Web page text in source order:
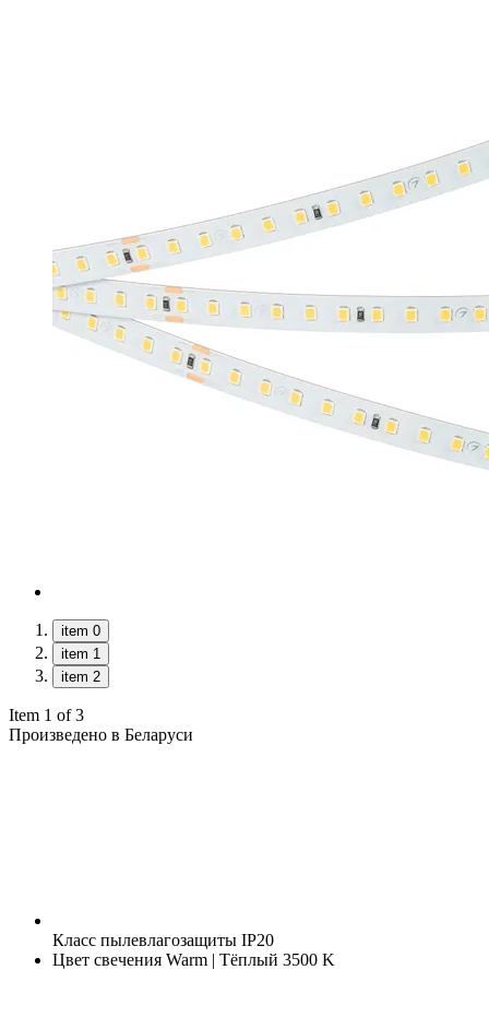
item 0
item 1
item 2
Item 1 of 3
Произведено в Беларуси
Класс пылевлагозащиты IP20
Цвет свечения Warm | Тёплый 3500 K